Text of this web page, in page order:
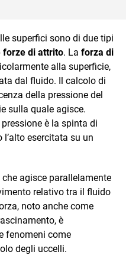
superfici sono di due tipi
forze di attrito. La forza di
alla superficie,
dal fluido. Il calcolo di
della pressione del
sulla quale agisce.
è la spinta di
l’alto esercitata su un
che agisce parallelamente
relativo tra il fluido
noto anche come
è
fenomeni come
degli uccelli.